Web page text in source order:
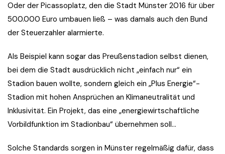
Oder der Picassoplatz, den die Stadt Münster 2016 für über
500.000 Euro umbauen ließ – was damals auch den Bund
der Steuerzahler alarmierte.
Als Beispiel kann sogar das Preußenstadion selbst dienen,
bei dem die Stadt ausdrücklich nicht „einfach nur“ ein
Stadion bauen wollte, sondern gleich ein „Plus Energie“-
Stadion mit hohen Ansprüchen an Klimaneutralität und
Inklusivität. Ein Projekt, das eine „energiewirtschaftliche
Vorbildfunktion im Stadionbau“ übernehmen soll…
Solche Standards sorgen in Münster regelmäßig dafür, dass